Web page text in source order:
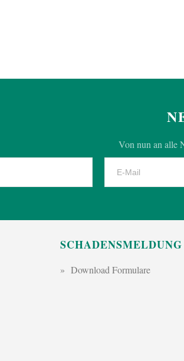
Von nun an alle
SCHADENSMELDUNG
Download Formulare